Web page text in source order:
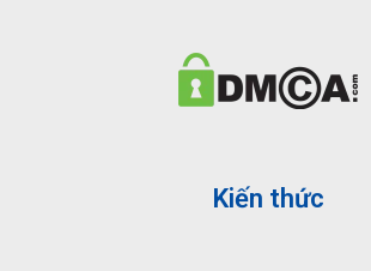
Kiến thức